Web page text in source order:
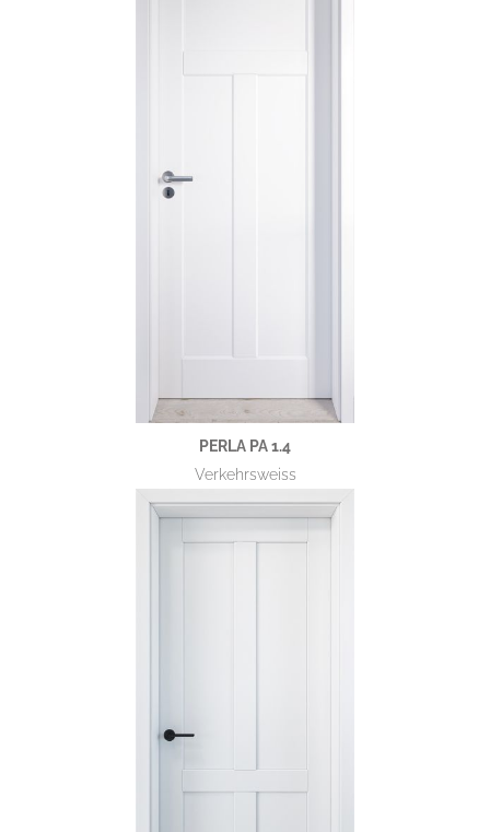
PERLA PA 1.4
Verkehrsweiss